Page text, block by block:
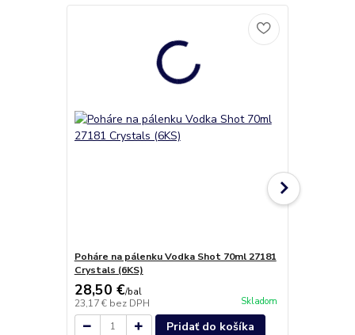
Poháre na pálenku Vodka Shot 70ml 27181
Crystals (6KS)
28,50 €/bal
23,17 € bez DPH Skladom
Pridať do košíka